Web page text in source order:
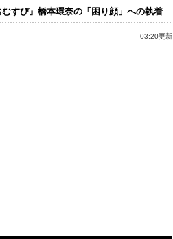
むすび』橋本環奈の「困り顔」への執着
03:20更新